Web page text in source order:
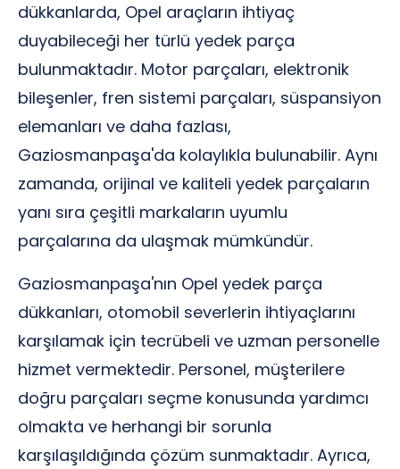
dükkanlarda, Opel araçların ihtiyaç
duyabileceği her türlü yedek parça
bulunmaktadır. Motor parçaları, elektronik
bileşenler, fren sistemi parçaları, süspansiyon
elemanları ve daha fazlası,
Gaziosmanpaşa'da kolaylıkla bulunabilir. Aynı
zamanda, orijinal ve kaliteli yedek parçaların
yanı sıra çeşitli markaların uyumlu
parçalarına da ulaşmak mümkündür.
Gaziosmanpaşa'nın Opel yedek parça
dükkanları, otomobil severlerin ihtiyaçlarını
karşılamak için tecrübeli ve uzman personelle
hizmet vermektedir. Personel, müşterilere
doğru parçaları seçme konusunda yardımcı
olmakta ve herhangi bir sorunla
karşılaşıldığında çözüm sunmaktadır. Ayrıca,